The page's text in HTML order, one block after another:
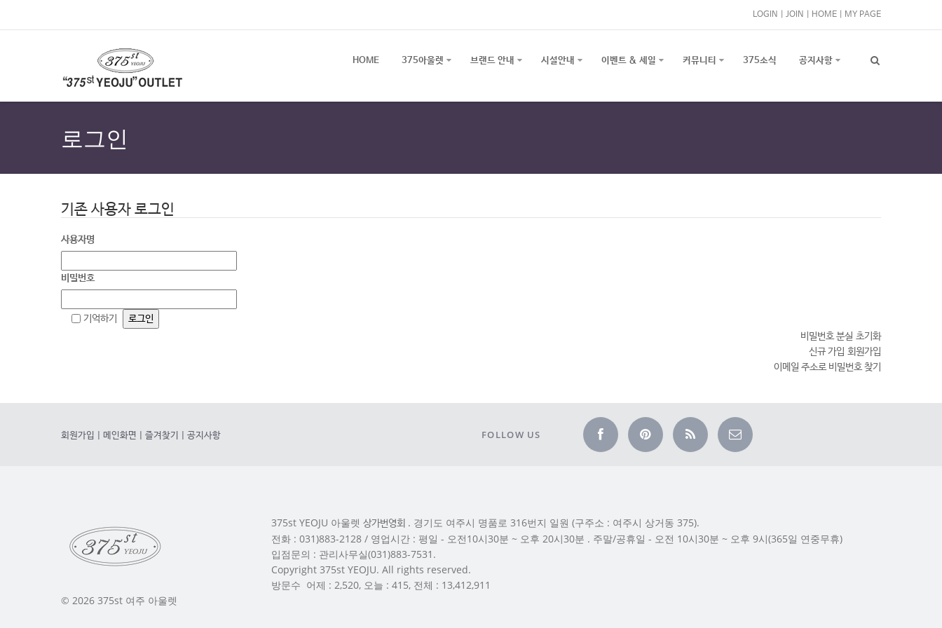
LOGIN JOIN HOME MY PAGE
HOME 375아울렛 브랜드 안내 시설안내 이벤트 & 세일 커뮤니티 375소식 공지사항
로그인
기존 사용자 로그인
사용자명
비밀번호
기억하기
비밀번호 분실 초기화
신규 가입 회원가입
이메일 주소로 비밀번호 찾기
회원가입 메인화면 즐겨찾기 공지사항 FOLLOW US
© 2026 375st 여주 아울렛
375st YEOJU 아울렛 상가번영회 . 경기도 여주시 명품로 316번지 일원 (구주소 : 여주시 상거동 375).
전화 : 031)883-2128 / 영업시간 : 평일 - 오전10시30분 ~ 오후 20시30분 . 주말/공휴일 - 오전 10시30분 ~ 오후 9시(365일 연중무휴)
입점문의 : 관리사무실(031)883-7531.
Copyright 375st YEOJU. All rights reserved.
방문수 어제 : 2,520, 오늘 : 415, 전체 : 13,412,911